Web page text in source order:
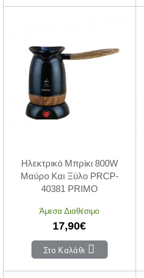
Ηλεκτρικό Μπρίκι 800W
Μαύρο Και Ξύλο PRCP-
40381 PRIMO
Άμεσα Διαθέσιμο
17,90€
Στο Καλάθι